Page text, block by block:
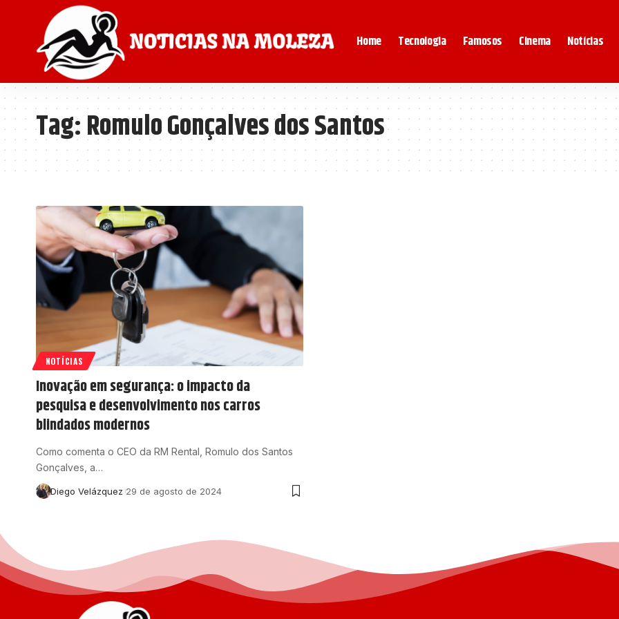
Home Tecnologia Famosos Cinema Notícias
Tag:Romulo Gonçalves dos Santos
NOTÍCIAS
Inovação em segurança: o impacto da
pesquisa e desenvolvimento nos carros
blindados modernos
Como comenta o CEO da RM Rental, Romulo dos Santos
Gonçalves, a…
Diego Velázquez 29 de agosto de 2024